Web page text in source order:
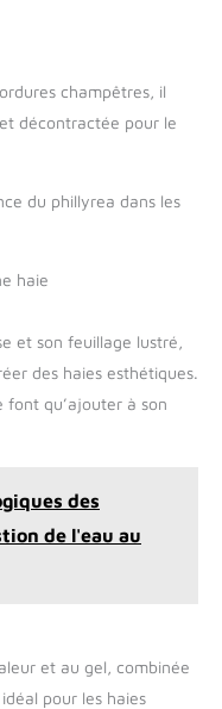
champêtres, il
décontractée pour le
du phillyrea dans les
haie
et son feuillage lustré,
des haies esthétiques.
font qu’ajouter à son
des
de l'eau au
et au gel, combinée
pour les haies